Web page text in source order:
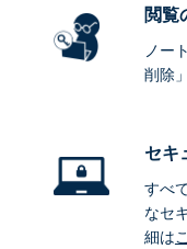
閲覧
ノー
削除
セキ
すべ
なセ
細は